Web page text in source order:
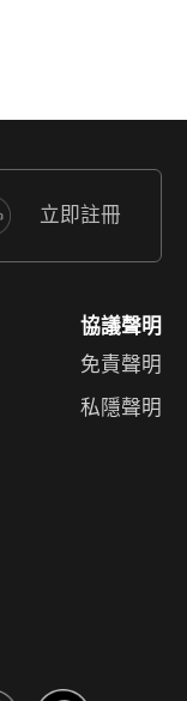
立即註冊
協議聲明
免責聲明
私隱聲明